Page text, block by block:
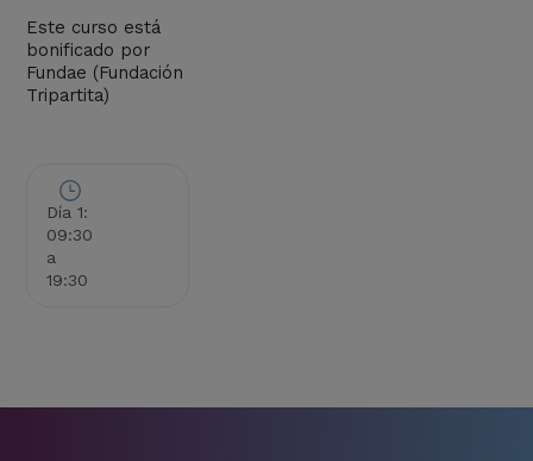
Este curso está
bonificado por
Fundae (Fundación
Tripartita)
Día 1:
09:30
a
19:30